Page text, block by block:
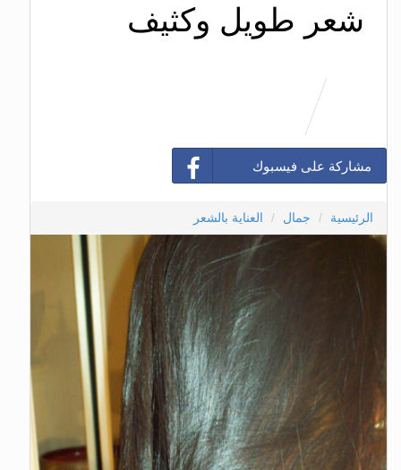
شعر طويل وكثيف
مشاركة على فيسبوك
الرئيسية جمال العناية بالشعر